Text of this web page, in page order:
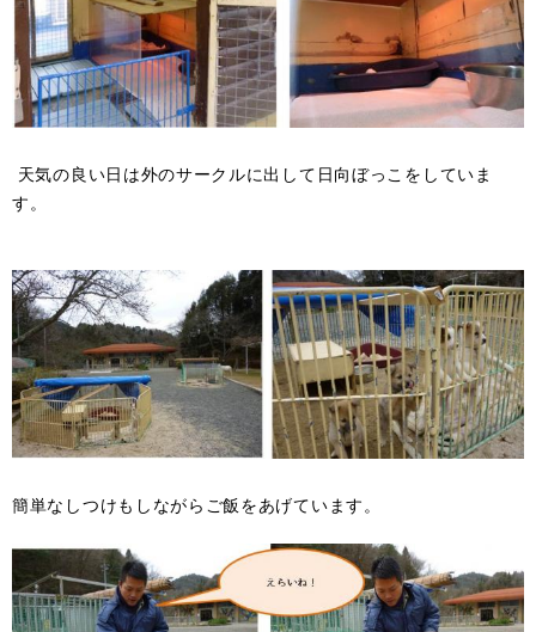
天気の良い日は外のサークルに出して日向ぼっこをしていま
す。
簡単なしつけもしながらご飯をあげています。